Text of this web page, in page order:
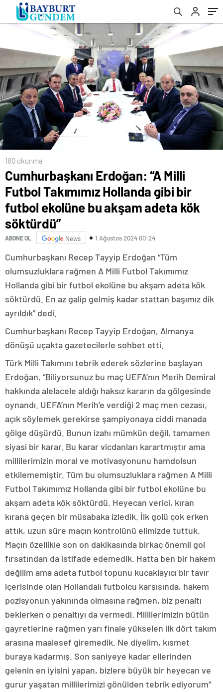
akşam adeta kök söktürdü”
180 okunma
Cumhurbaşkanı Erdoğan: “A Milli
Futbol Takımımız Hollanda gibi bir
futbol ekolüne bu akşam adeta kök
söktürdü”
ABONE OL News 1 Ağustos 2024 00:24
Cumhurbaşkanı Recep Tayyip Erdoğan “Tüm
olumsuzluklara rağmen A Milli Futbol Takımımız
Hollanda gibi bir futbol ekolüne bu akşam adeta kök
söktürdü. En az galip gelmiş kadar stattan başımız dik
ayrıldık” dedi.
Cumhurbaşkanı Recep Tayyip Erdoğan, Almanya
dönüşü uçakta gazetecilerle sohbet etti.
Türk Milli Takımını tebrik ederek sözlerine başlayan
Erdoğan, “Biliyorsunuz bu maç UEFA’nın Merih Demiral
hakkında alelacele aldığı haksız kararın da gölgesinde
oynandı. UEFA’nın Merih’e verdiği 2 maç men cezası,
açık söylemek gerekirse şampiyonaya ciddi manada
gölge düşürdü. Bunun izahı mümkün değil, tamamen
siyasi bir karar. Bu karar vicdanları karartmıştır ama
millilerimizin moral ve motivasyonunu hamdolsun
etkilememiştir. Tüm bu olumsuzluklara rağmen A Milli
Futbol Takımımız Hollanda gibi bir futbol ekolüne bu
akşam adeta kök söktürdü. Heyecan verici, kıran
kırana geçen bir müsabaka izledik. İlk golü çok erken
attık, uzun süre maçın kontrolünü elimizde tuttuk.
Maçın özellikle son on dakikasında birkaç önemli gol
fırsatından da istifade edemedik. Hatta ben bir hakem
değilim ama adeta futbol topunu kucaklayıcı bir tavır
içerisinde olan Hollandalı futbolcu karşısında, hakem
pozisyonun yakınında olmasına rağmen, biz penaltı
beklerken o penaltıyı da vermedi. Millilerimizin bütün
gayretlerine rağmen yarı finale yükselen ilk dört takım
arasına maalesef giremedik. Ne diyelim, kısmet
buraya kadarmış. Son saniyeye kadar ellerinden
gelenin en iyisini yapan, bizlere büyük bir heyecan ve
gurur yaşatan millilerimizi gönülden tebrik ediyorum”